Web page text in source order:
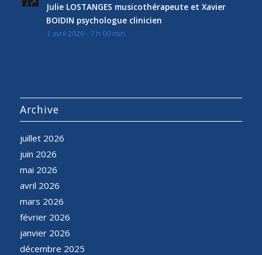
Julie LOSTANGES musicothérapeute et Xavier
BOIDIN psychologue clinicien
1 avril 2026 - 7 h 00 min
Archive
juillet 2026
juin 2026
mai 2026
avril 2026
mars 2026
février 2026
janvier 2026
décembre 2025